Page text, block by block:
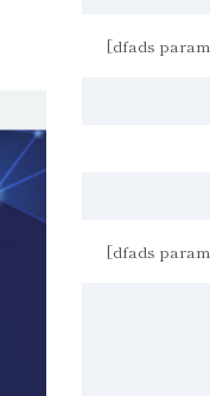
[dfads
[dfads